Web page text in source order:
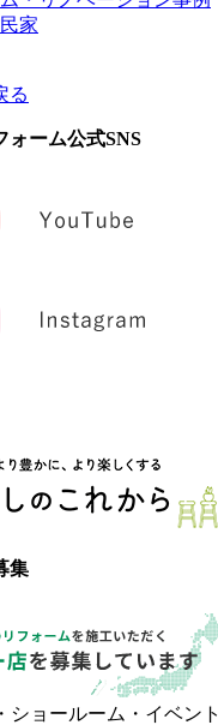
家
る
ォーム公式SNS
集
ショールーム・イベント